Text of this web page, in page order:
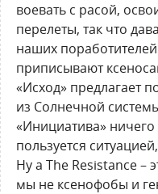
воевать с расой,
перелеты, так что
наших
приписывают
«Исход» предлагает
из Солнечной
«Инициатива» ничего
пользуется
Ну а The Resistance –
мы не ксенофобы и